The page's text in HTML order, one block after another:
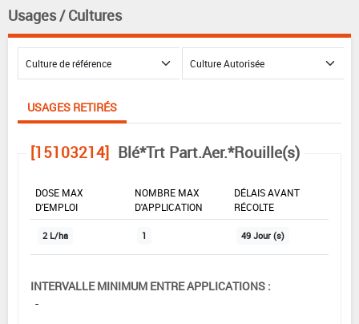
Usages / Cultures
USAGES RETIRÉS
[15103214] Blé*Trt Part.Aer.*Rouille(s)
DOSE MAX
D'EMPLOI
NOMBRE MAX
D'APPLICATION
DÉLAIS AVANT
RÉCOLTE
2 L/ha 1 49 Jour (s)
INTERVALLE MINIMUM ENTRE APPLICATIONS :
-